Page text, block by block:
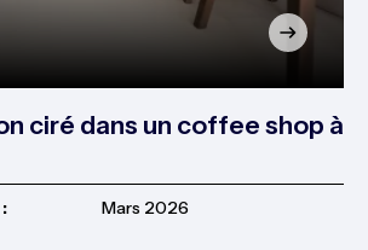
ciré dans un coffee shop à
Mars 2026